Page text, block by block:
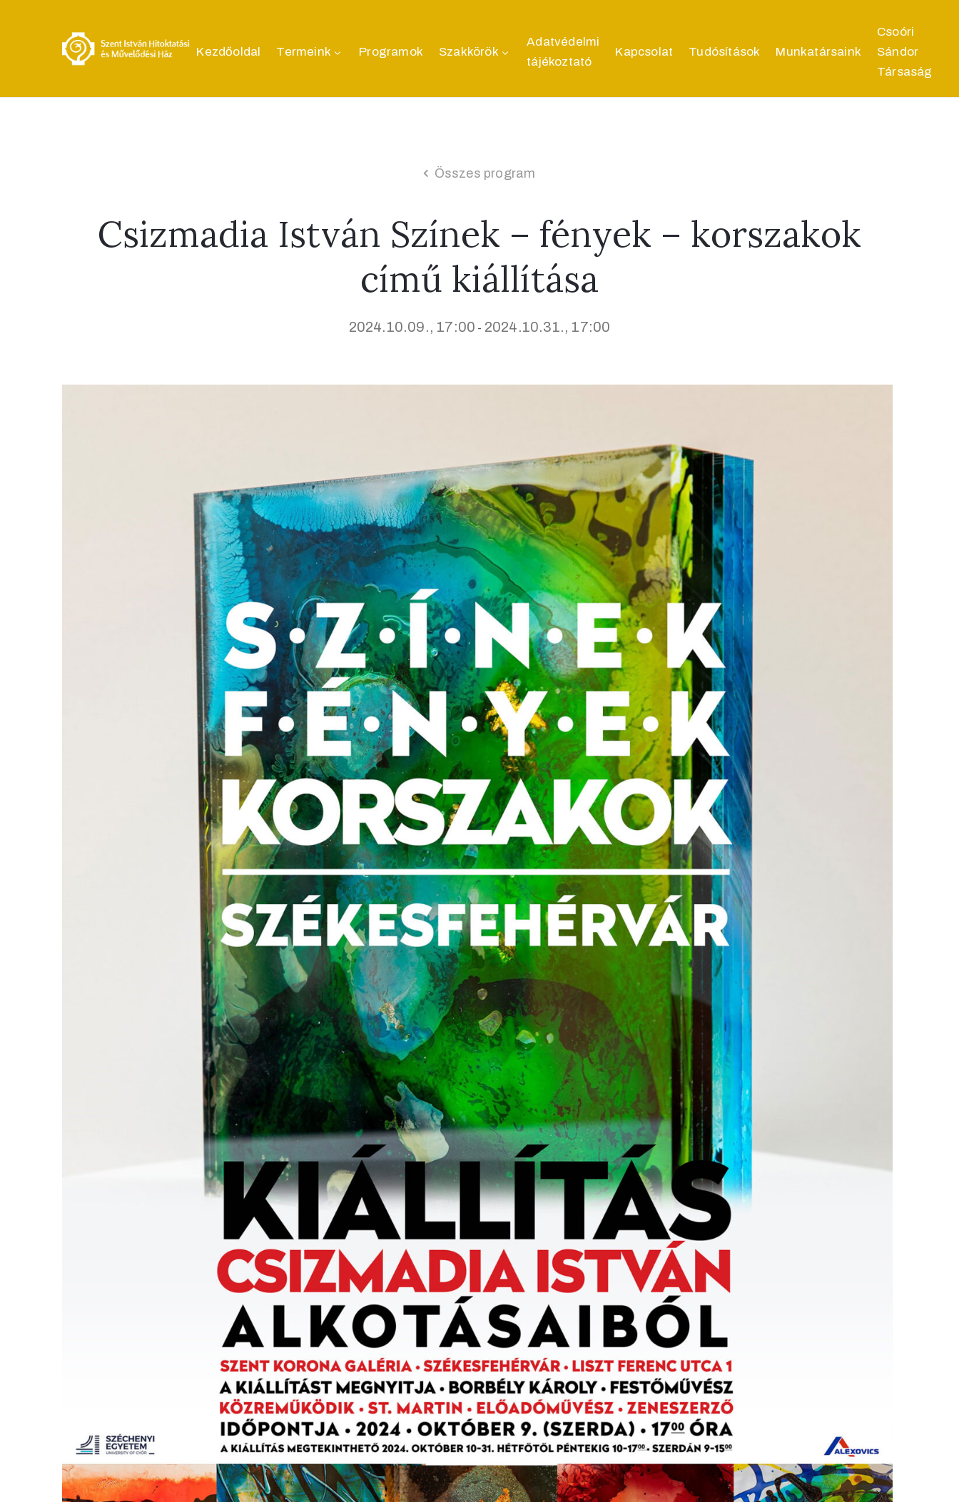
Kezdőoldal Termeink Programok Szakkörök
Adatvédelmi
tájékoztató
Kapcsolat Tudósítások Munkatársaink
Csoóri
Sándor
Társaság
Összes program
Csizmadia István Színek – fények – korszakok
című kiállítása
2024.10.09., 17:00 - 2024.10.31., 17:00